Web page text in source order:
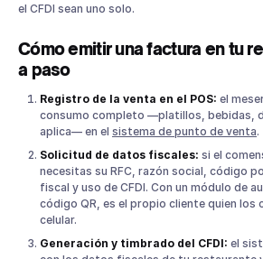
el CFDI sean uno solo.
Cómo emitir una factura en tu
a paso
Registro de la venta en el POS: el
consumo completo —platillos, bebidas,
aplica— en el sistema de punto de venta.
Solicitud de datos fiscales: si el
necesitas su RFC, razón social, código
fiscal y uso de CFDI. Con un módulo de
código QR, es el propio cliente quien los
celular.
Generación y timbrado del CFDI: el